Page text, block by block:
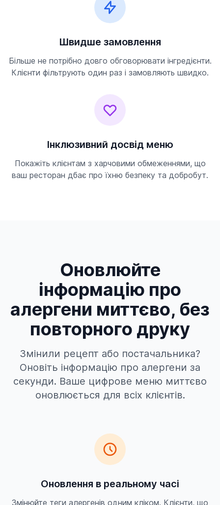
Швидше замовлення
Більше не потрібно довго обговорювати інгредієнти.
Клієнти фільтрують один раз і замовляють швидко.
Інклюзивний досвід меню
Покажіть клієнтам з харчовими обмеженнями, що
ваш ресторан дбає про їхню безпеку та добробут.
Оновлюйте
інформацію про
алергени миттєво, без
повторного друку
Змінили рецепт або постачальника?
Оновіть інформацію про алергени за
секунди. Ваше цифрове меню миттєво
оновлюється для всіх клієнтів.
Оновлення в реальному часі
Змінюйте теги алергенів одним кліком. Клієнти, що